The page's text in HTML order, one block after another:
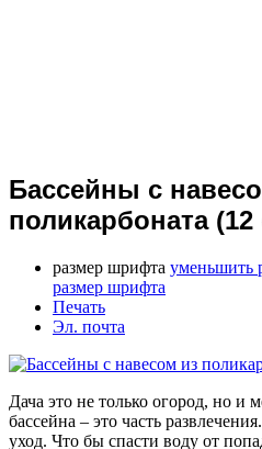
Бассейны с
поликарбоната
размер шрифта уменьшить
размер шрифта
Печать
Эл. почта
Дача это не только огород, но и
бассейна – это часть
уход. Что бы спасти воду от